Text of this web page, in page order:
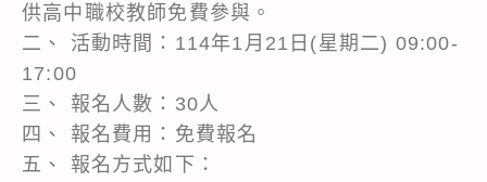
供高中職校教師免費參與。
二、 活動時間：114年1月21日(星期二) 09:00-
17:00
三、 報名人數：30人
四、 報名費用：免費報名
五、 報名方式如下：